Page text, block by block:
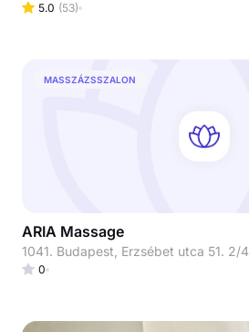
5.0 (53)
MASSZÁZSSZALON
ARIA Massage
1041. Budapest, Erzsébet utca 51. 2/4
0